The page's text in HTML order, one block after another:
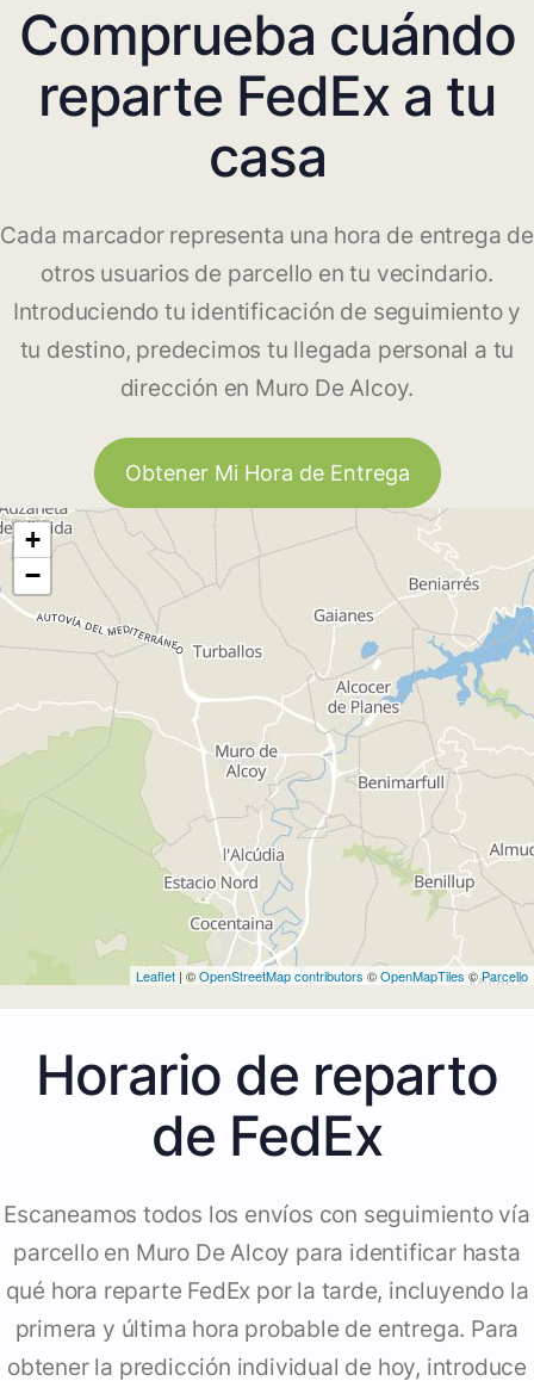
Comprueba cuándo
reparte FedEx a tu
casa
Cada marcador representa una hora de entrega de
otros usuarios de parcello en tu vecindario.
Introduciendo tu identificación de seguimiento y
tu destino, predecimos tu llegada personal a tu
dirección en Muro De Alcoy.
Obtener Mi Hora de Entrega
+
−
Leaflet | ©OpenStreetMap contributors ©OpenMapTiles ©Parcello
Horario de reparto
de FedEx
Escaneamos todos los envíos con seguimiento vía
parcello en Muro De Alcoy para identificar hasta
qué hora reparte FedEx por la tarde, incluyendo la
primera y última hora probable de entrega. Para
obtener la predicción individual de hoy, introduce